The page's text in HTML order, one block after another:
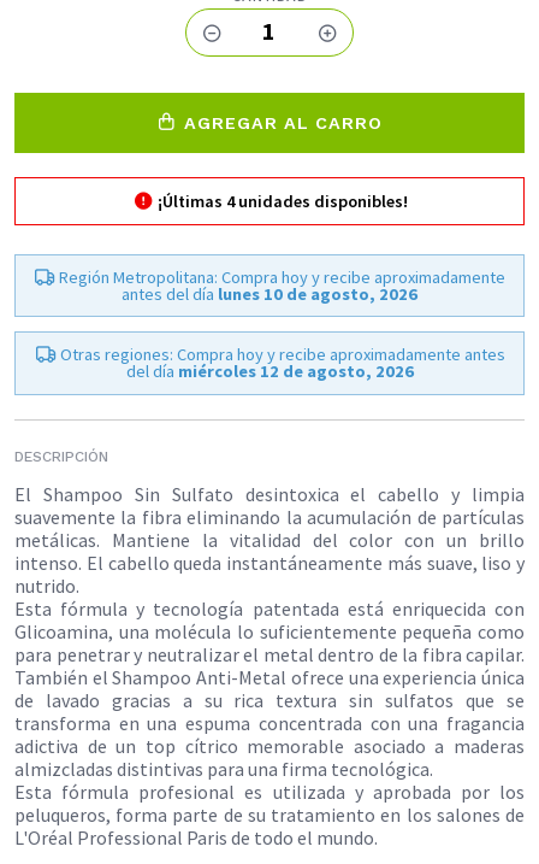
1
AGREGAR AL CARRO
¡Últimas 4unidades disponibles!
Región Metropolitana: Compra hoy y recibe aproximadamente
antes del día lunes 10 de agosto, 2026
Otras regiones: Compra hoy y recibe aproximadamente antes
del día miércoles 12 de agosto, 2026
DESCRIPCIÓN
El Shampoo Sin Sulfato desintoxica el cabello y limpia
suavemente la fibra eliminando la acumulación de partículas
metálicas. Mantiene la vitalidad del color con un brillo
intenso. El cabello queda instantáneamente más suave, liso y
nutrido.
Esta fórmula y tecnología patentada está enriquecida con
Glicoamina, una molécula lo suficientemente pequeña como
para penetrar y neutralizar el metal dentro de la fibra capilar.
También el Shampoo Anti-Metal ofrece una experiencia única
de lavado gracias a su rica textura sin sulfatos que se
transforma en una espuma concentrada con una fragancia
adictiva de un top cítrico memorable asociado a maderas
almizcladas distintivas para una firma tecnológica.
Esta fórmula profesional es utilizada y aprobada por los
peluqueros, forma parte de su tratamiento en los salones de
L'Oréal Professional Paris de todo el mundo.